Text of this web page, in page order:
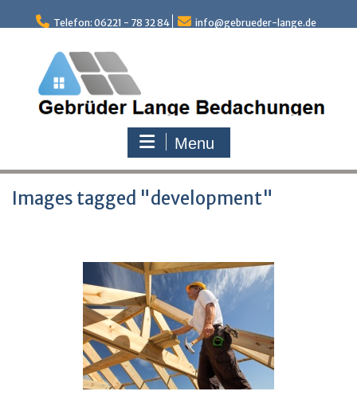
to
Telefon: 06221 - 78 32 84 info@gebrueder-lange.de
Menu
Images tagged "development"